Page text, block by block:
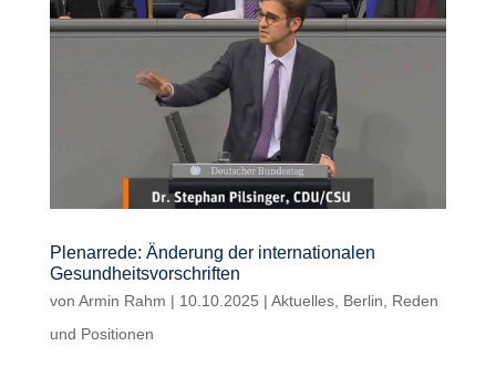
Plenarrede: Änderung der internationalen
Gesundheitsvorschriften
von Armin Rahm | 10.10.2025 | Aktuelles, Berlin
Reden
und Positionen